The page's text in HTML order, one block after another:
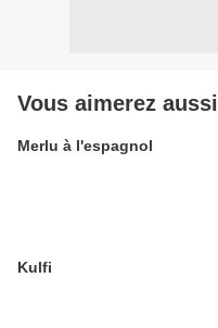
Vous aimerez aussi
Merlu à l'espagnol
Kulfi